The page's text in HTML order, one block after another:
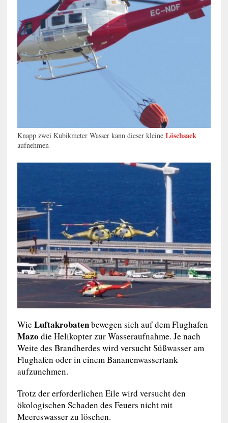
Knapp zwei Kubikmeter Wasser kann dieser kleineLöschsack
aufnehmen
Wie Luftakrobatenbewegen sich auf dem Flughafen
Mazo die Helikopter zur Wasseraufnahme. Je nach
Weite des Brandherdes wird versucht Süßwasser am
Flughafen oder in einem Bananenwassertank
aufzunehmen.
Trotz der erforderlichen Eile wird versucht den
ökologischen Schaden des Feuers nicht mit
Meereswasser zu löschen.